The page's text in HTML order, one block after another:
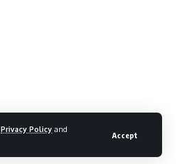
Privacy Policy and
Accept